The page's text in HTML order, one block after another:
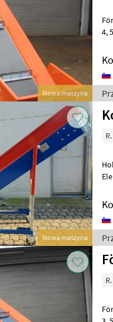
Nowa maszyna
Nowa maszyna